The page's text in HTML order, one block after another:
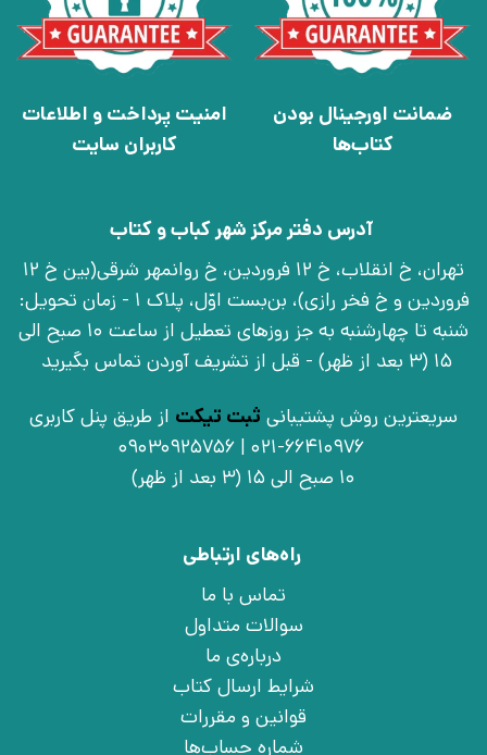
ضمانت اورجینال بودن
کتاب‌ها
امنیت پرداخت و اطلاعات
کاربران سایت
آدرس دفتر مرکز شهر کباب و کتاب
تهران، خ انقلاب، خ 12 فروردین، خ روانمهر شرقی(بین خ 12
فروردین و خ فخر رازی)، بن‌بست اوّل، پلاک 1 - زمان تحویل:
شنبه تا چهارشنبه به جز روزهای تعطیل از ساعت 10 صبح الی
15 (3 بعد از ظهر) - قبل از تشریف آوردن تماس بگیرید
سریعترین روش پشتیبانی ثبت تیکت از طریق پنل کاربری
021-66410976 | 09030925756
10 صبح الی 15 (3 بعد از ظهر)
راه‌های ارتباطی
تماس با ما
سوالات متداول
درباره‌ی ما
شرایط ارسال کتاب
قوانین و مقررات
شماره حساب‌ها